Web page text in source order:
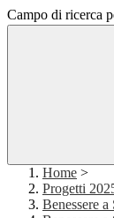
Campo di ricerca
Home >
Progetti
Benessere